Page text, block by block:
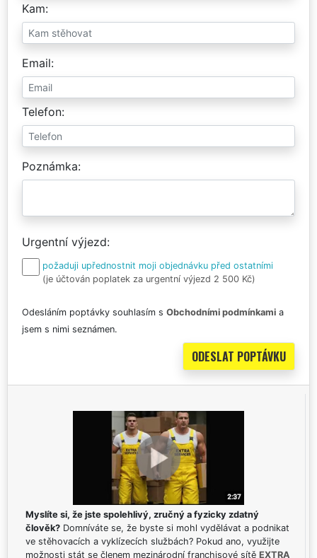
Kam
Email
Telefon
Poznámka
Urgentní výjezd
požaduji upřednostnit moji objednávku před ostatními
(je účtován poplatek za urgentní výjezd 2 500 Kč)
Odesláním poptávky souhlasím s Obchodními podmínkami a
jsem s nimi seznámen.
Myslíte si, že jste spolehlivý, zručný a fyzicky zdatný
člověk? Domníváte se, že byste si mohl vydělávat a podnikat
ve stěhovacích a vyklízecích službách? Pokud ano, využijte
možnosti stát se členem mezinárodní franchisové sítě EXTRA